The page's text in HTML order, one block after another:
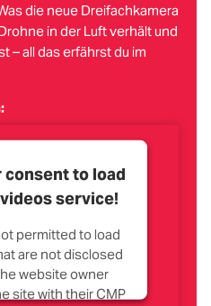
die neue Dreifachkamera
in der Luft verhält und
– all das erfährst du im
consent to load
service!
permitted to load
are not disclosed
website owner
site with their CMP